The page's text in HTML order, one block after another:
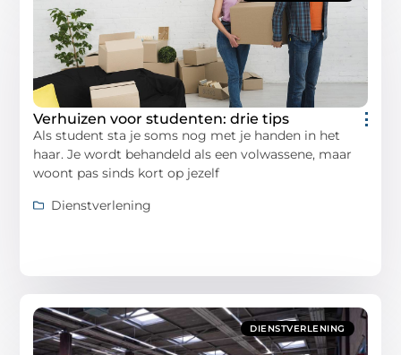
Verhuizen voor studenten: drie tips
Als student sta je soms nog met je handen in het
haar. Je wordt behandeld als een volwassene, maar
woont pas sinds kort op jezelf
Dienstverlening
DIENSTVERLENING